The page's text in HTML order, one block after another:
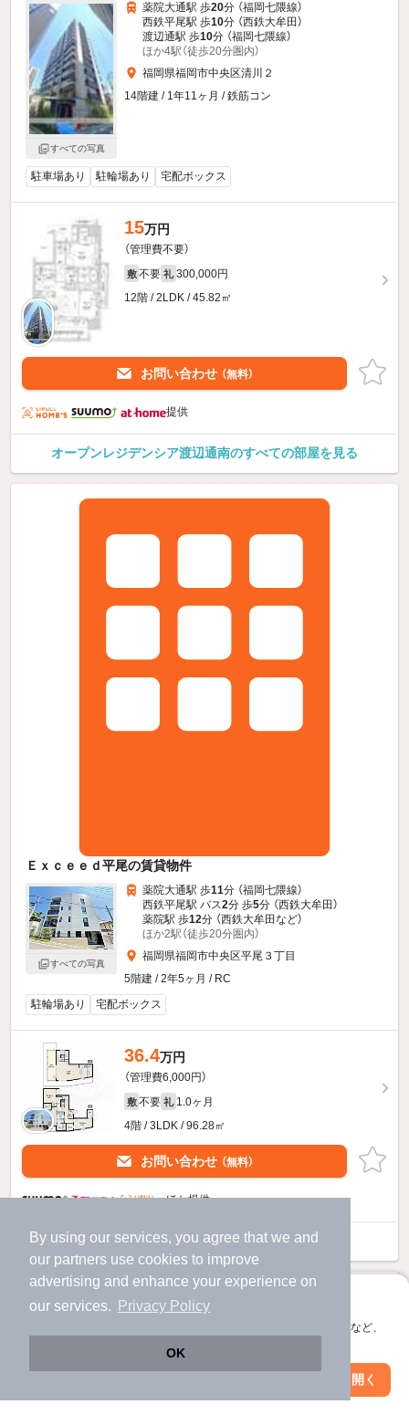
By using our services, you agree that we and
our partners use cookies to improve
advertising and enhance your experience on
our services.
Privacy Policy
OK
アプリに切り替えて、サクサクお部屋探し
会員登録なしですぐ使える。マップ検索やお気に入り保存など、
アプリを開く
すべての写真
薬院大通駅 歩20分 （福岡七隈線）
西鉄平尾駅 歩10分 （西鉄大牟田）
渡辺通駅 歩10分 （福岡七隈線）
ほか4駅（徒歩20分圏内）
福岡県福岡市中央区清川２
14階建 / 1年11ヶ月 / 鉄筋コン
駐車場あり 駐輪場あり 宅配ボックス
15万円
（管理費不要）
敷 不要 礼 300,000円
12階 / 2LDK / 45.82㎡
お問い合わせ （無料）
提供
オープンレジデンシア渡辺通南のすべての部屋を見る
Ｅｘｃｅｅｄ平尾の賃貸物件
すべての写真
薬院大通駅 歩11分 （福岡七隈線）
西鉄平尾駅 バス2分 歩5分 （西鉄大牟田）
薬院駅 歩12分 （西鉄大牟田など）
ほか2駅（徒歩20分圏内）
福岡県福岡市中央区平尾３丁目
5階建 / 2年5ヶ月 / RC
駐輪場あり
宅配ボックス
36.4万円
（管理費6,000円）
敷 不要 礼 1.0ヶ月
4階 / 3LDK / 96.28㎡
お問い合わせ （無料）
ほか提供
Ｅｘｃｅｅｄ平尾のすべての部屋を見る
絞り込み条件を変更